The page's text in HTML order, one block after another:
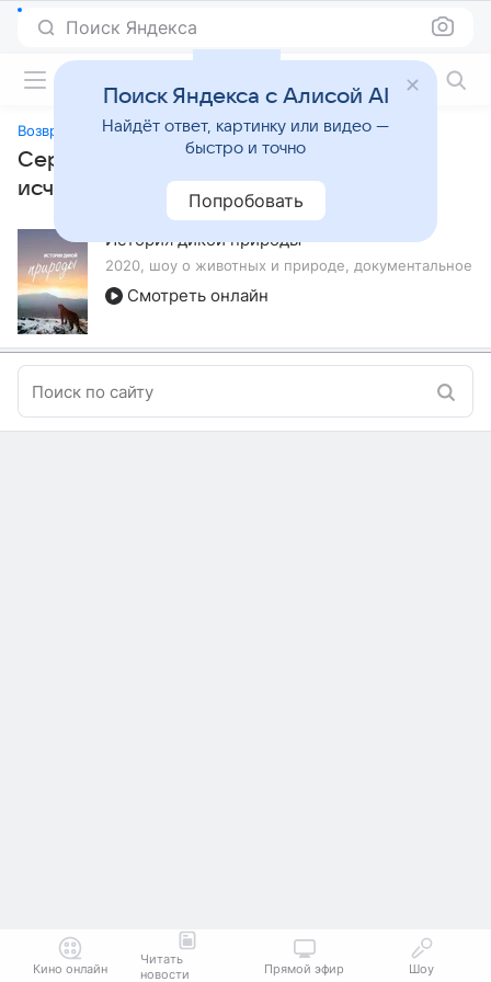
Поиск Яндекса
Возвращение исчезнувших
Сериалы, похожие на «Возвращение
исчезнувших»
История дикой природы
2020, шоу о животных и природе, документальное
Смотреть онлайн
Кино онлайн
Читать
новости
Прямой эфир Шоу
Поиск Яндекса с Алисой AI
Найдёт ответ, картинку или видео —
быстро и точно
Попробовать